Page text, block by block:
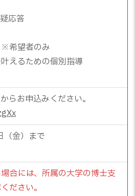
応答
希望者のみ
えるための個別指導
らお申込みください。
金）まで
合には、所属の大学の博士支
ださい。